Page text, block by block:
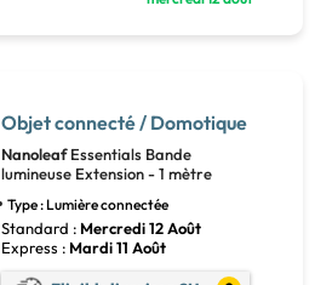
Objet connecté / Domotique
NanoleafEssentials Bande
lumineuse Extension - 1 mètre
Type : Lumière connectée
Standard : Mercredi 12 Août
Express : Mardi 11 Août